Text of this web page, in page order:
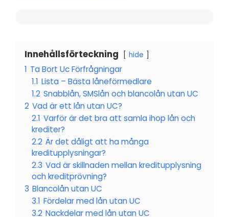
Innehållsförteckning hide
1 Ta Bort Uc Förfrågningar
1.1 Lista – Bästa låneförmedlare
1.2 Snabblån, SMSlån och blancolån utan UC
2 Vad är ett lån utan UC?
2.1 Varför är det bra att samla ihop lån och
krediter?
2.2 Är det dåligt att ha många
kreditupplysningar?
2.3 Vad är skillnaden mellan kreditupplysning
och kreditprövning?
3 Blancolån utan UC
3.1 Fördelar med lån utan UC
3.2 Nackdelar med lån utan UC